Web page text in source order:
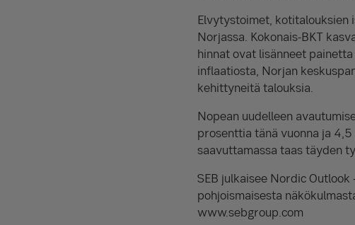
Elvytystoimet,
Norjassa. Kokonais-BKT
hinnat ovat lisänneet
inflaatiosta, Norjan
kehittyneitä talouksia.
Nopean uudelleen
prosenttia tänä vuonna ja
saavuttamassa taas täyden
SEB julkaisee Nordic
pohjoismaisesta
www.sebgroup.com